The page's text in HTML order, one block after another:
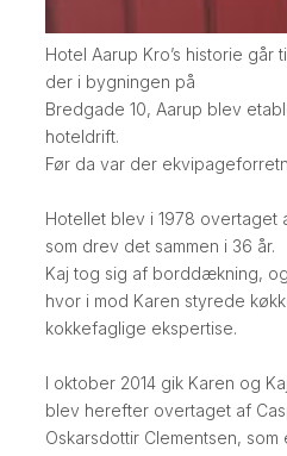
Hotel Aarup Kro’s historie går
der i bygningen på
​Bredgade 10, Aarup blev
hoteldrift.
​Før da var der
​Hotellet blev i 1978 overtaget
som drev det sammen i 36 år.
​Kaj tog sig af borddækning,
hvor i mod Karen styrede
kokkefaglige ekspertise.
​I oktober 2014 gik Karen og
blev herefter overtaget af
Oskarsdottir Clementsen,